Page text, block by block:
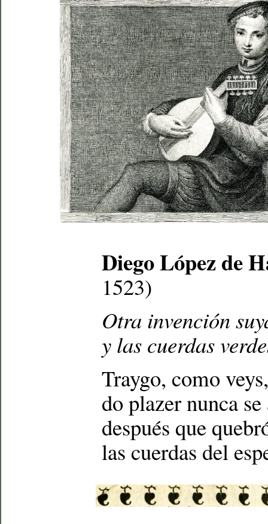
Diego López de
1523)
Otra invención
y las cuerdas
Traygo, como
do plazer nunca
después que
las cuerdas del